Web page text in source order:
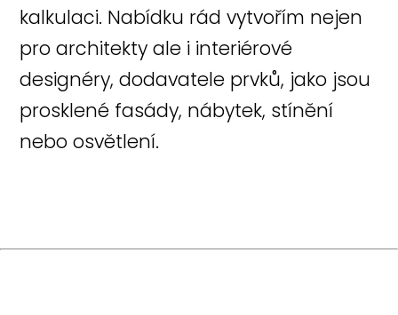
kalkulaci. Nabídku rád vytvořím nejen
pro architekty ale i interiérové
designéry, dodavatele prvků, jako jsou
prosklené fasády, nábytek, stínění
nebo osvětlení.